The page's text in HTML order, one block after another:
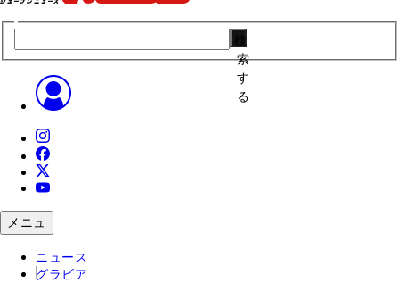
索
す
る
メニュ
ニュース
グラビア